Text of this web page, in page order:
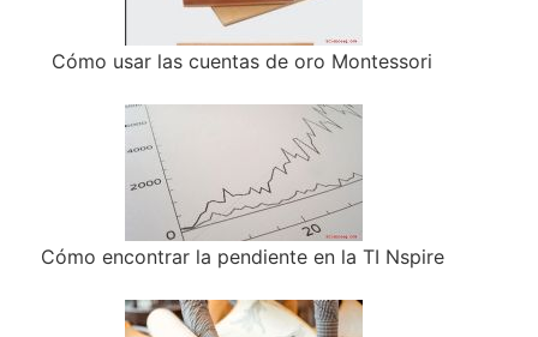
Cómo usar las cuentas de oro Montessori
Cómo encontrar la pendiente en la TI Nspire